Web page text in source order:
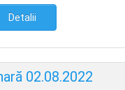
Detalii
02.08.2022